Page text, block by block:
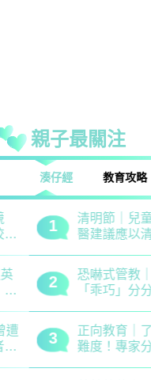
親子最關注
湊仔經 教育攻略
清明節｜兒童養
醫建議應以清補
恐嚇式管教｜用恐
「乖巧」分分鐘會
3
正向教育｜了解孩
難度！專家分享引